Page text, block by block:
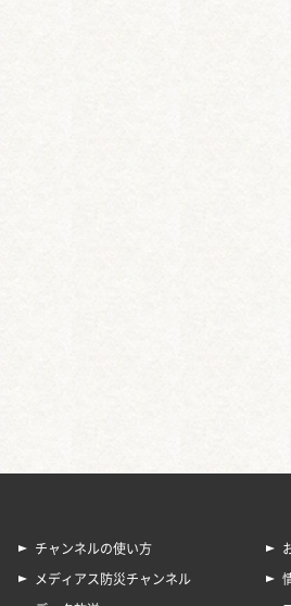
チャンネルの使い方
メディアス防災チャンネル